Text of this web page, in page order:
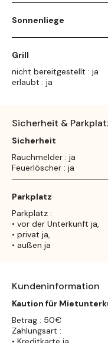
Sonnenliege
Grill
nicht bereitgestellt : ja
erlaubt : ja
Sicherheit &
Sicherheit
Rauchmelder : ja
Feuerlöscher : ja
Parkplatz
Parkplatz :
• vor der Unterkunft ja,
• privat ja,
• außen ja
Kundeninformation
Kaution für
Betrag : 50€
Zahlungsart :